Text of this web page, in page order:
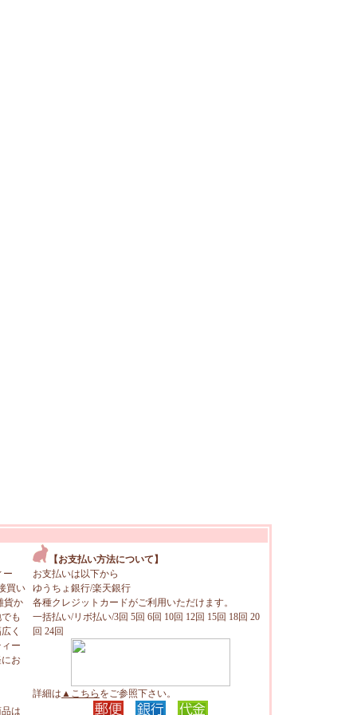
ー
買い
貨か
も
く
ー
お
は
【お支払い方法について】
お支払いは以下から
ゆうちょ銀行/楽天銀行
各種クレジットカードがご利用いただけます。
一括払い/リボ払い/3回 5回 6回 10回 12回 15回 18回 20
回 24回
詳細は ▲こちら をご参照下さい。